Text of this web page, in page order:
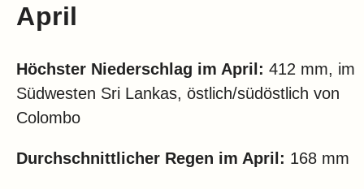
April
Höchster Niederschlag im April: 412 mm, im
Südwesten Sri Lankas, östlich/südöstlich von
Colombo
Durchschnittlicher Regen im April: 168 mm